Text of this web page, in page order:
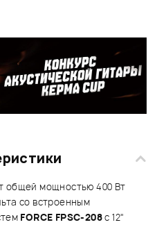
общей мощностью 400 Вт
со встроенным
FORCE FPSC-208с 12"